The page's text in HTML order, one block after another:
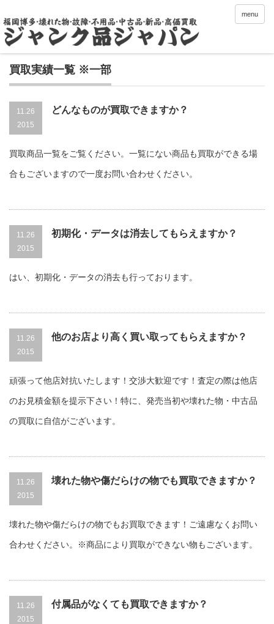
menu
買取実績一覧 ※一部
11.26
2015
どんなものが買取できますか？
買取商品一覧をご覧ください。一覧にない商品も買取ができる場
合もございますので一度お問い合わせください。
11.26
2015
初期化・データは消去してもらえますか？
はい、初期化・データの消去も行っております。
11.26
2015
他のお店より高く買い取ってもらえますか？
頑張って他店対抗いたします！交渉大歓迎です！査定の際は他店
のお見積金額を提示下さい！特に、発売当初や壊れた物・中古品
の買取に自信がございます。
11.26
2015
壊れた物や傷だらけの物でも買取できますか？
壊れた物や傷だらけの物でもお買取できます！ご遠慮なくお問い
合わせください。※商品により買取ができない物もございます。
11.26
2015
付属品がなくても買取できますか？